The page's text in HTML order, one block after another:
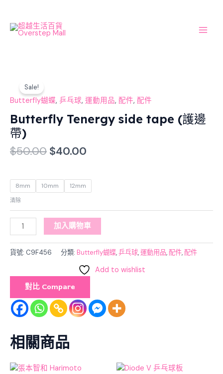
content
Sale!
Butterfly蝴蝶, 乒乓球, 運動用品, 配件, 配件
Butterfly Tenergy side tape (護邊
帶)
$50.00
was:
$50.00.
$40.00
is:
$40.00.
8mm 10mm 12mm
清除
Tenergy
side
(護
邊
帶)
加入購物車
貨號: C9F456 分類: Butterfly蝴蝶,乒乓球,運動用品,配件,配件
Add to wishlist
對比 Compare
相關商品
Original Current
OriginalCurrent